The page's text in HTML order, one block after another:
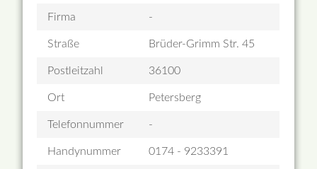
Firma -
Straße Brüder-Grimm Str. 45
Postleitzahl 36100
Ort Petersberg
Telefonnummer -
Handynummer 0174 - 9233391